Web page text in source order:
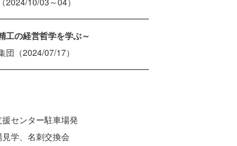
の経営哲学を学ぶ～
2024/07/17）
ター駐車場発
名刺交換会